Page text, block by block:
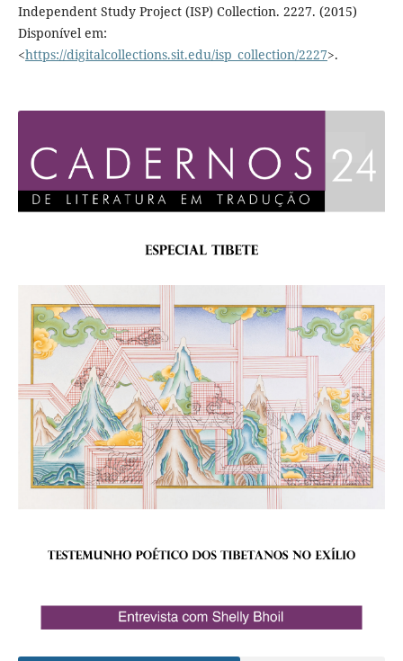
Independent Study Project (ISP) Collection. 2227. (2015)
Disponível em:
<https://digitalcollections.sit.edu/isp_collection/2227>.